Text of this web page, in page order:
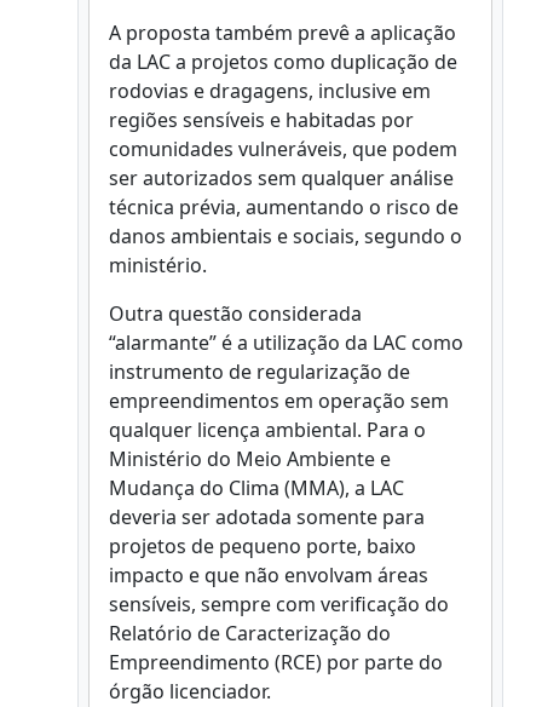
A proposta também prevê a aplicação
da LAC a projetos como duplicação de
rodovias e dragagens, inclusive em
regiões sensíveis e habitadas por
comunidades vulneráveis, que podem
ser autorizados sem qualquer análise
técnica prévia, aumentando o risco de
danos ambientais e sociais, segundo o
ministério.
Outra questão considerada
“alarmante” é a utilização da LAC como
instrumento de regularização de
empreendimentos em operação sem
qualquer licença ambiental. Para o
Ministério do Meio Ambiente e
Mudança do Clima (MMA), a LAC
deveria ser adotada somente para
projetos de pequeno porte, baixo
impacto e que não envolvam áreas
sensíveis, sempre com verificação do
Relatório de Caracterização do
Empreendimento (RCE) por parte do
órgão licenciador.